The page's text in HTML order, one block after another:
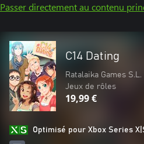
Passer directement au contenu
C14 Dating
Ratalaika Games S.L.
Jeux de rôles
19,99 €
Optimisé pour Xbox Series